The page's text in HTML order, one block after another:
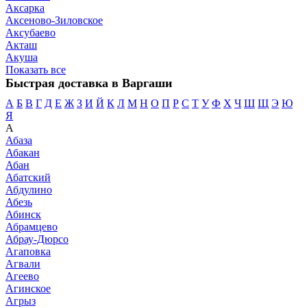
Аксарка
Аксеново-Зиловское
Аксубаево
Акташ
Акуша
Показать все
Быстрая доставка в Варгаши
А Б В Г Д Е Ж З И Й К Л М Н О П Р С Т У Ф Х Ч Ш Щ Э Ю
Я
А
Абаза
Абакан
Абан
Абатский
Абдулино
Абезь
Абинск
Абрамцево
Абрау-Дюрсо
Агаповка
Агвали
Агеево
Агинское
Агрыз